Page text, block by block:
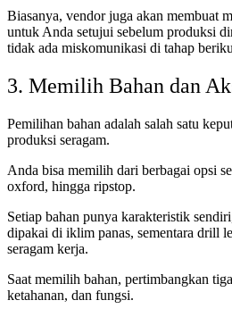
Biasanya, vendor juga akan membuat
untuk Anda setujui sebelum produksi
tidak ada miskomunikasi di tahap
3. Memilih Bahan dan
Pemilihan bahan adalah salah satu
produksi seragam.
Anda bisa memilih dari berbagai opsi
oxford, hingga ripstop.
Setiap bahan punya karakteristik
dipakai di iklim panas, sementara drill
seragam kerja.
Saat memilih bahan, pertimbangkan
ketahanan, dan fungsi.